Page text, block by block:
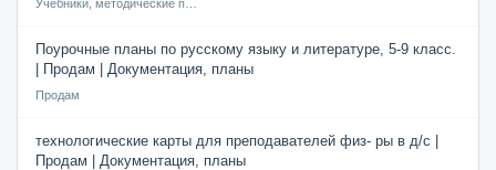
Поурочные планы по русскому языку и литературе, 5-9 класс.
| Продам | Документация, планы
Продам
технологические карты для преподавателей физ- ры в д/с |
Продам | Документация, планы